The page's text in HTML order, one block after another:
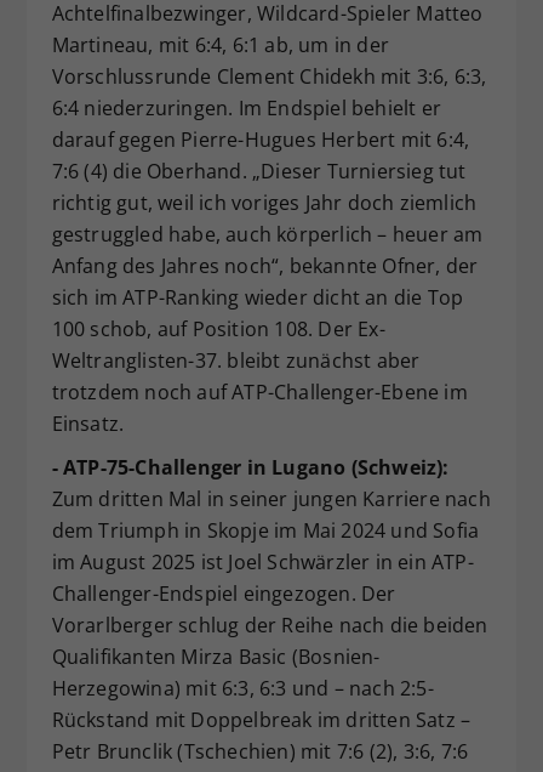
Achtelfinalbezwinger, Wildcard-Spieler Matteo
Martineau, mit 6:4, 6:1 ab, um in der
Vorschlussrunde Clement Chidekh mit 3:6, 6:3,
6:4 niederzuringen. Im Endspiel behielt er
darauf gegen Pierre-Hugues Herbert mit 6:4,
7:6 (4) die Oberhand. „Dieser Turniersieg tut
richtig gut, weil ich voriges Jahr doch ziemlich
gestruggled habe, auch körperlich – heuer am
Anfang des Jahres noch“, bekannte Ofner, der
sich im ATP-Ranking wieder dicht an die Top
100 schob, auf Position 108. Der Ex-
Weltranglisten-37. bleibt zunächst aber
trotzdem noch auf ATP-Challenger-Ebene im
Einsatz.
- ATP-75-Challenger in Lugano (Schweiz):
Zum dritten Mal in seiner jungen Karriere nach
dem Triumph in Skopje im Mai 2024 und Sofia
im August 2025 ist Joel Schwärzler in ein ATP-
Challenger-Endspiel eingezogen. Der
Vorarlberger schlug der Reihe nach die beiden
Qualifikanten Mirza Basic (Bosnien-
Herzegowina) mit 6:3, 6:3 und – nach 2:5-
Rückstand mit Doppelbreak im dritten Satz –
Petr Brunclik (Tschechien) mit 7:6 (2), 3:6, 7:6